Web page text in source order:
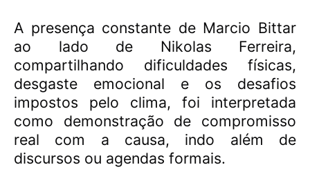
A presença constante de Marcio Bittar
ao lado de Nikolas Ferreira,
compartilhando dificuldades físicas,
desgaste emocional e os desafios
impostos pelo clima, foi interpretada
como demonstração de compromisso
real com a causa, indo além de
discursos ou agendas formais.